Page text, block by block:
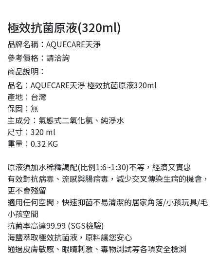
極效抗菌原液(320ml)
品牌名稱：AQUECARE天淨
參考價格：請洽詢
商品說明：
品名：AQUECARE天淨 極效抗菌原液320ml
產地：台灣
保固：無
主成分：氣態式二氧化氯、純淨水
尺寸：320 ml
重量：0.32 KG
原液須加水稀釋調配(比例1:6~1:30)不等，經濟又實惠
有效對抗病毒、流感與腸病毒，減少交叉傳染生病的機會，
更不會殘留
適用任何空間，快速抑菌不易清潔的居家角落/小孩玩具/毛
小孩空間
抗菌率高達99.99 (SGS檢驗)
海鹽萃取極效抗菌液，原料讓您安心
通過皮膚敏感、眼睛刺激、毒物測試等各項安全檢測